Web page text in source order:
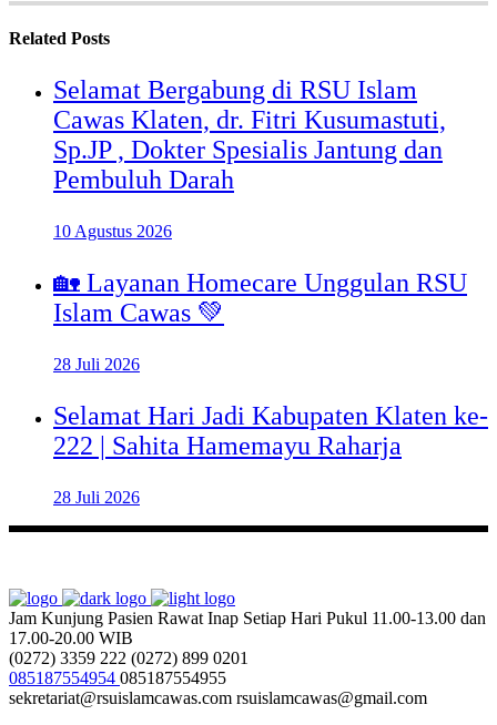
Related Posts
Selamat Bergabung di RSU Islam
Cawas Klaten, dr. Fitri Kusumastuti,
Sp.JP , Dokter Spesialis Jantung dan
Pembuluh Darah
10 Agustus 2026
🏡 Layanan Homecare Unggulan RSU
Islam Cawas 💚
28 Juli 2026
Selamat Hari Jadi Kabupaten Klaten ke-
222 | Sahita Hamemayu Raharja
28 Juli 2026
Jam Kunjung Pasien Rawat Inap Setiap Hari Pukul 11.00-13.00 dan
17.00-20.00 WIB
(0272) 3359 222 (0272) 899 0201
085187554954 085187554955
sekretariat@rsuislamcawas.com rsuislamcawas@gmail.com